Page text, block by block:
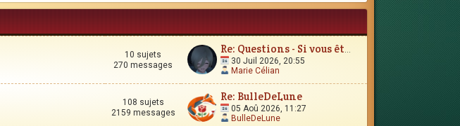
10 sujets
270 messages
Re: Questions - Si vous êtes perdus, ou si vous vous interro
30 Juil 2026, 20:55
Marie Célian
108 sujets
2159 messages
Re: BulleDeLune
05 Aoû 2026, 11:27
BulleDeLune